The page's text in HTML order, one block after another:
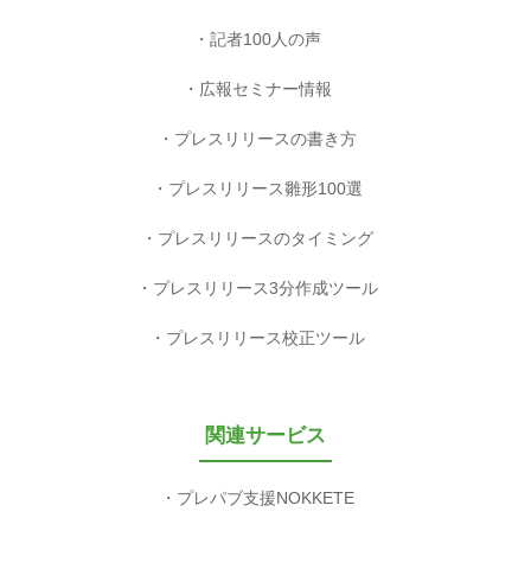
記者100人の声
広報セミナー情報
プレスリリースの書き方
プレスリリース雛形100選
プレスリリースのタイミング
プレスリリース3分作成ツール
プレスリリース校正ツール
関連サービス
プレパブ支援NOKKETE